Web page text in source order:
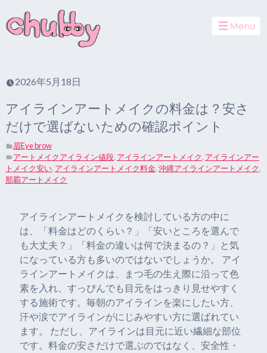
2026年5月18日
アイラインアートメイクの料金は？安さ
だけで選ばないための確認ポイント
眉Eye brow
アートメイクアイライン値段, アイラインアートメイク, アイラインアー
トメイク安い, アイラインアートメイク料金,沖縄アイラインアートメイク,
那覇アートメイク
アイラインアートメイクを検討している方の中に
は、「料金はどのくらい？」「安いところを選んで
も大丈夫？」「料金の違いは何で決まるの？」と気
になっている方も多いのではないでしょうか。 アイ
ラインアートメイクは、まつ毛の生え際に沿って色
素を入れ、すっぴんでも目元をはっきり見せやすく
する施術です。毎朝のアイラインを楽にしたい方、
汗や涙でアイラインがにじみやすい方に選ばれてい
ます。 ただし、アイラインは目元に近い繊細な部位
です。料金の安さだけで選ぶのではなく、安全性・